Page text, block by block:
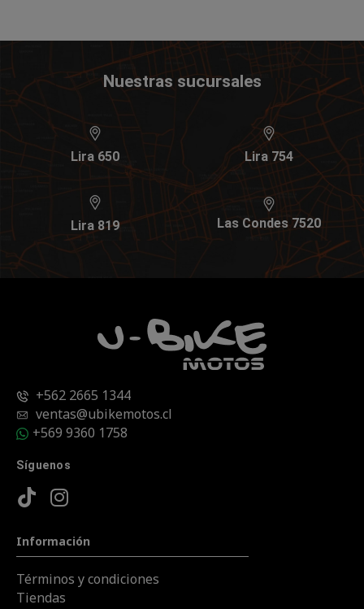
Nuestras sucursales
Lira 650 Lira 754
Lira 819 Las Condes 7520
+562 2665 1344
ventas@ubikemotos.cl
+569 9360 1758
Síguenos
Información
Términos y condiciones
Tiendas